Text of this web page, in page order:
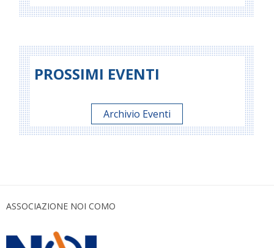
PROSSIMI EVENTI
Archivio Eventi
ASSOCIAZIONE NOI COMO